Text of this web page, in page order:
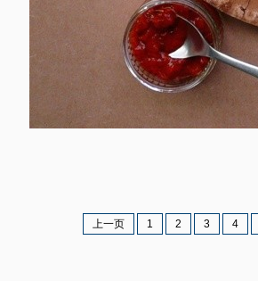
上一页 1 2 3 4